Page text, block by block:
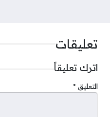
تعليقات
اترك تعليقاً
التعليق *